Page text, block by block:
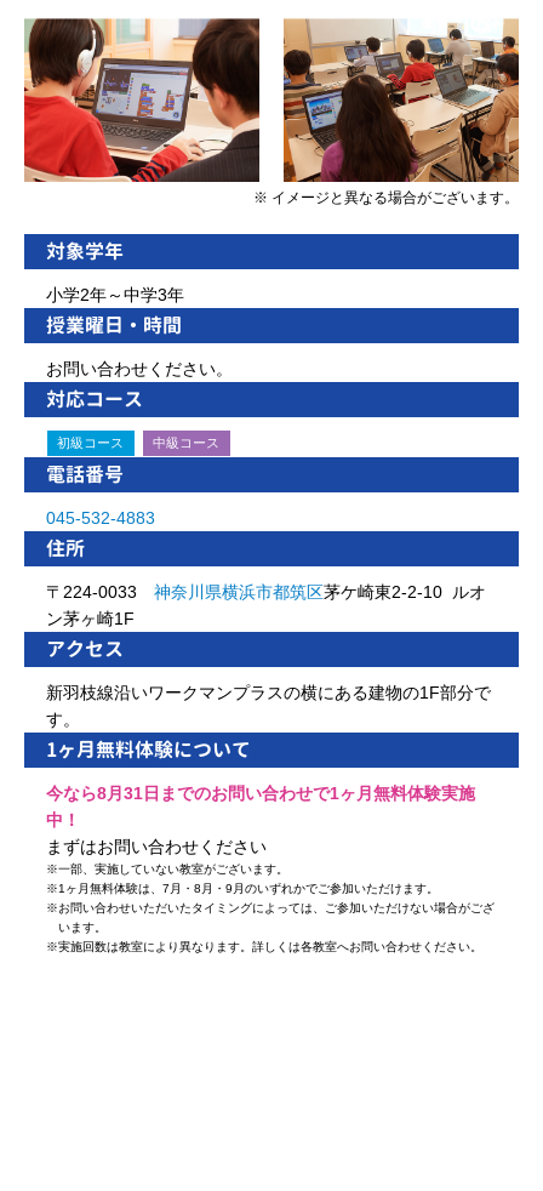
※ イメージと異なる場合がございます。
対象学年
小学2年～中学3年
授業曜日・時間
お問い合わせください。
対応コース
初級コース 中級コース
電話番号
045-532-4883
住所
〒224-0033 神奈川県横浜市都筑区茅ケ崎東2-2-10 ルオ
ン茅ヶ崎1F
アクセス
新羽枝線沿いワークマンプラスの横にある建物の1F部分で
す。
1ヶ月無料体験について
今なら8月31日までのお問い合わせで1ヶ月無料体験実施
中！
まずはお問い合わせください
※一部、実施していない教室がございます。
※1ヶ月無料体験は、7月・8月・9月のいずれかでご参加いただけます。
※お問い合わせいただいたタイミングによっては、ご参加いただけない場合がござ
います。
※実施回数は教室により異なります。詳しくは各教室へお問い合わせください。